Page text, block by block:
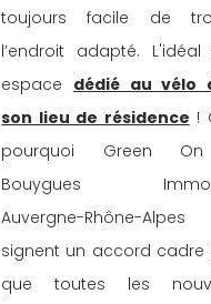
toujours facile de
l’endroit adapté.
espace dédié au vélo
son lieu de résidence !
pourquoi Green
Bouygues
Auvergne-Rhône-Alpes
signent un accord cadre
que toutes les